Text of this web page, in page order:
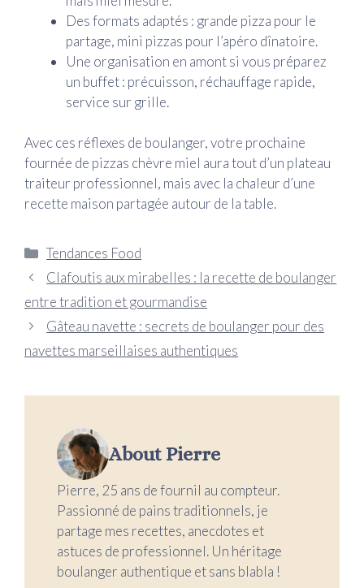
Des formats adaptés : grande pizza pour le
partage, mini pizzas pour l’apéro dînatoire.
Une organisation en amont si vous préparez
un buffet : précuisson, réchauffage rapide,
service sur grille.
Avec ces réflexes de boulanger, votre prochaine
fournée de pizzas chèvre miel aura tout d’un plateau
traiteur professionnel, mais avec la chaleur d’une
recette maison partagée autour de la table.
Catégories
Tendances Food
Clafoutis aux mirabelles : la recette de boulanger
entre tradition et gourmandise
Gâteau navette : secrets de boulanger pour des
navettes marseillaises authentiques
About Pierre
Pierre, 25 ans de fournil au compteur.
Passionné de pains traditionnels, je
partage mes recettes, anecdotes et
astuces de professionnel. Un héritage
boulanger authentique et sans blabla !